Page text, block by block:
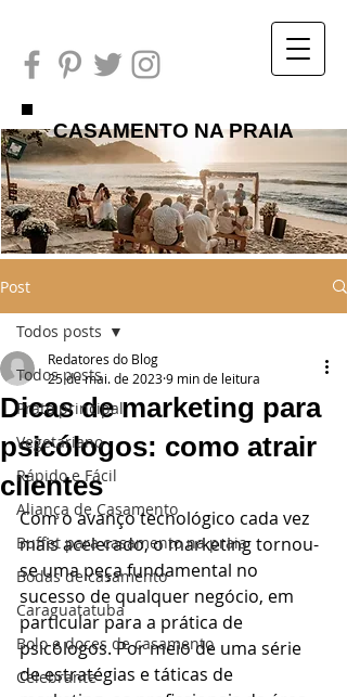
CASAMENTO NA PRAIA
Post
Todos posts
Prato principal
Vegetariano
Rápido e Fácil
Aliança de Casamento
Buffet para casamento na praia
Bodas de casamento
Caraguatatuba
Bolo e doces de casamento
Celebrante
Todos posts
Dicas de marketing para
psicólogos: como atrair
clientes
Redatores do Blog
25 de mai. de 20239 min de leitura
Com o avanço tecnológico cada vez
mais acelerado, o marketing tornou-
se uma peça fundamental no
sucesso de qualquer negócio, em
particular para a prática de
psicólogos. Por meio de uma série
de estratégias e táticas de